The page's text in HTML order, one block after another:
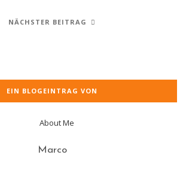
NÄCHSTER BEITRAG
EIN BLOGEINTRAG VON
Marco